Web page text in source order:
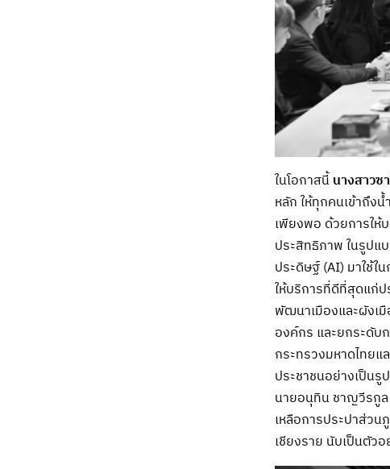
ในโอกาสนี้นางสาวซ
หลัก ให้ทุกคนเข้าถึง
เพียงพอ ด้วยการให้
ประสิทธิภาพ ในรูปแ
ประดิษฐ์ (AI) มาใช้
ให้บริการที่ดีที่สุดแก่
พัฒนาเมืองและผังเ
องค์กร และยกระดับ
กระทรวงมหาดไทยแ
ประชาชนอย่างเป็น
นายอนุทิน ชาญวีรกูล
เหลือการประปาส่ว
เชียงราย นับเป็นตัว